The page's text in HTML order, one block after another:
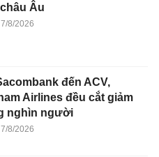
Âu
8/2026
đến ACV,
Airlines đều cắt giảm
nghìn người
8/2026